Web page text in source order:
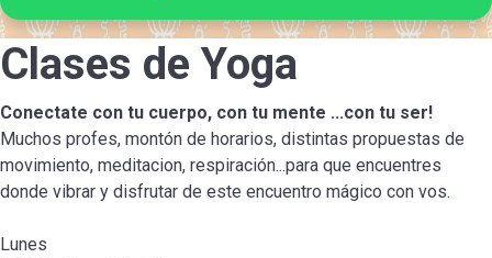
Clases de Yoga
Conectate con tu cuerpo, con tu mente ...con tu ser!
Muchos profes, montón de horarios, distintas propuestas de
movimiento, meditacion, respiración...para que encuentres
donde vibrar y disfrutar de este encuentro mágico con vos.
Lunes